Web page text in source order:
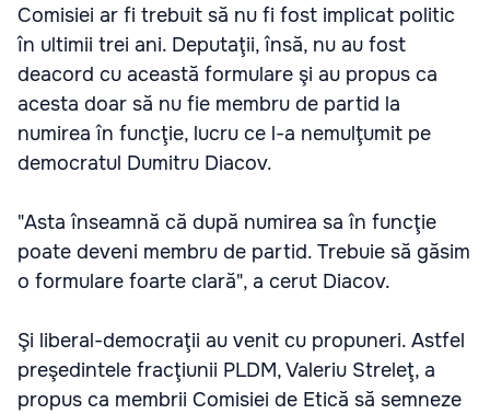
Comisiei ar fi trebuit să nu fi fost implicat politic
în ultimii trei ani. Deputaţii, însă, nu au fost
deacord cu această formulare şi au propus ca
acesta doar să nu fie membru de partid la
numirea în funcţie, lucru ce l-a nemulţumit pe
democratul Dumitru Diacov.
"Asta înseamnă că după numirea sa în funcţie
poate deveni membru de partid. Trebuie să găsim
o formulare foarte clară", a cerut Diacov.
Şi liberal-democraţii au venit cu propuneri. Astfel
preşedintele fracţiunii PLDM, Valeriu Streleţ, a
propus ca membrii Comisiei de Etică să semneze